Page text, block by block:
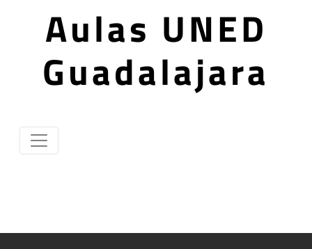
Aulas UNED
Guadalajara